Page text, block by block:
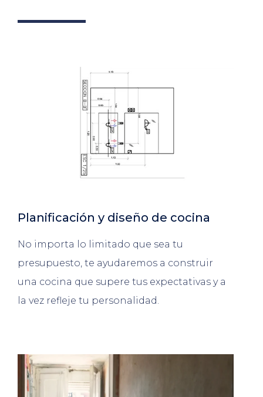
Planificación y diseño de cocina
No importa lo limitado que sea tu
presupuesto, te ayudaremos a construir
una cocina que supere tus expectativas y a
la vez refleje tu personalidad.